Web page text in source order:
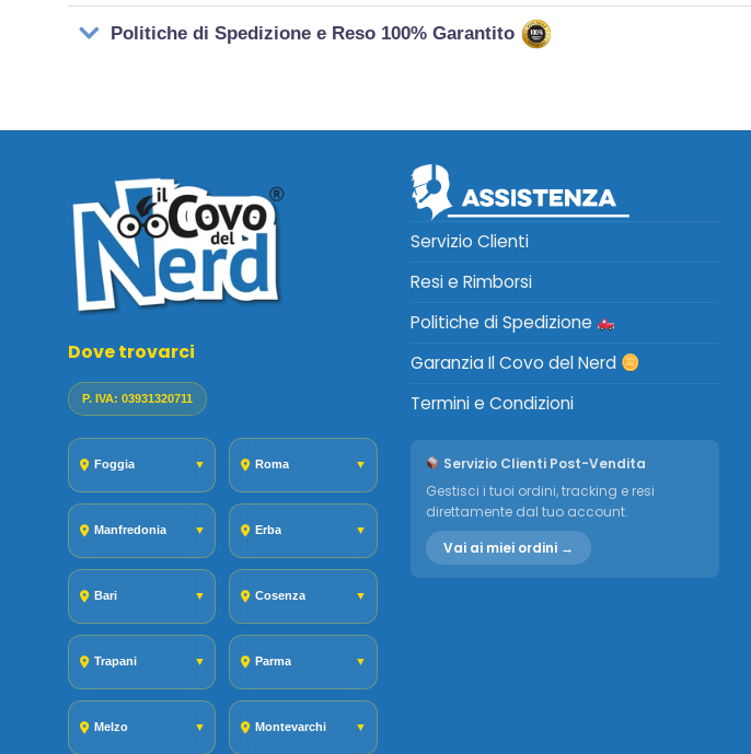
Politiche di Spedizione e Reso 100% Garantito
Dove trovarci
P. IVA: 03931320711
Foggia ▼ Roma ▼
Manfredonia ▼ Erba ▼
Bari ▼ Cosenza ▼
Trapani ▼ Parma ▼
Melzo ▼ Montevarchi ▼
Servizio Clienti
Resi e Rimborsi
Politiche di Spedizione
Garanzia Il Covo del Nerd
Termini e Condizioni
Servizio Clienti Post-Vendita
Gestisci i tuoi ordini, tracking e resi
direttamente dal tuo account.
Vai ai miei ordini →